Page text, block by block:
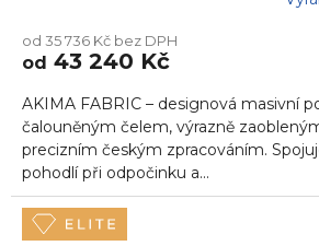
od 35 736 Kč bez DPH
od 43 240 Kč
AKIMA FABRIC – designová masivní
čalouněným čelem, výrazně
precizním českým zpracováním.
pohodlí při odpočinku a...